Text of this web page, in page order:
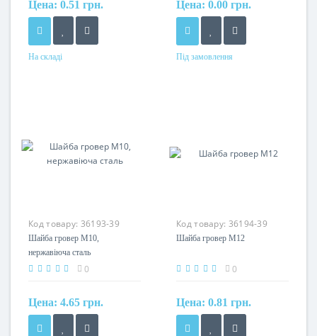
Цена: 0.51 грн.
На складі
Цена: 0.00 грн.
Під замовлення
Код товару: 36193-39
Шайба гровер М10,
нержавіюча сталь
0
Цена: 4.65 грн.
Код товару: 36194-39
Шайба гровер М12
0
Цена: 0.81 грн.